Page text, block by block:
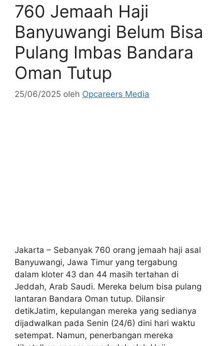
760 Jemaah Haji
Banyuwangi Belum Bisa
Pulang Imbas Bandara
Oman Tutup
25/06/2025 oleh Opcareers Media
Jakarta – Sebanyak 760 orang jemaah haji asal
Banyuwangi, Jawa Timur yang tergabung
dalam kloter 43 dan 44 masih tertahan di
Jeddah, Arab Saudi. Mereka belum bisa pulang
lantaran Bandara Oman tutup. Dilansir
detikJatim, kepulangan mereka yang sedianya
dijadwalkan pada Senin (24/6) dini hari waktu
setempat. Namun, penerbangan mereka